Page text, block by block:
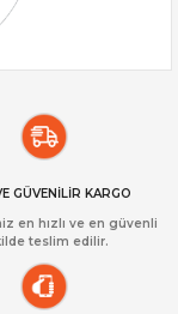
GÜVENİLİR KARGO
en hızlı ve en güvenli
teslim edilir.